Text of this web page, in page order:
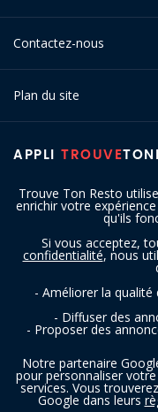
Trouve Ton Resto
enrichir votre
qu'ils
Si vous acceptez,
confidentialité, nous
- Améliorer la qualité
- Diffuser des
- Proposer des
Notre partenaire
pour personnaliser
services. Vous
Google dans leurs
APPLI TROUVE
Contactez-nous
Plan du site
SUIVEZ-NOUS
Copyright © 2016 - 2026